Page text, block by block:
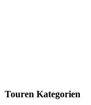
Touren Kategorien